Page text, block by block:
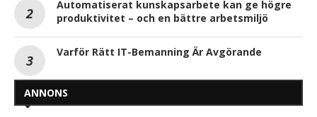
Automatiserat kunskapsarbete kan ge högre
produktivitet – och en bättre arbetsmiljö
Varför Rätt IT-Bemanning Är Avgörande
ANNONS